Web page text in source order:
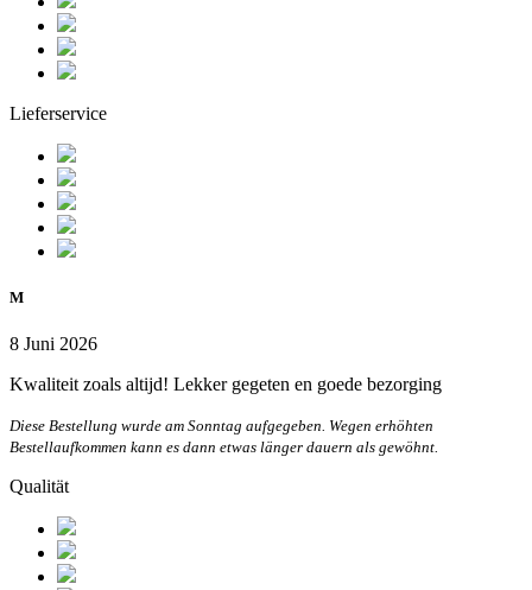
Lieferservice
M
8 Juni 2026
Kwaliteit zoals altijd! Lekker gegeten en goede bezorging
Diese Bestellung wurde am Sonntag aufgegeben. Wegen erhöhten
Bestellaufkommen kann es dann etwas länger dauern als gewöhnt.
Qualität